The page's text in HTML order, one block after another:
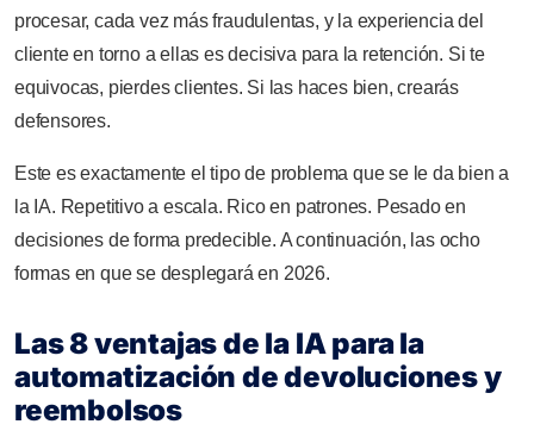
procesar, cada vez más fraudulentas, y la experiencia del
cliente en torno a ellas es decisiva para la retención. Si te
equivocas, pierdes clientes. Si las haces bien, crearás
defensores.
Este es exactamente el tipo de problema que se le da bien a
la IA. Repetitivo a escala. Rico en patrones. Pesado en
decisiones de forma predecible. A continuación, las ocho
formas en que se desplegará en 2026.
Las 8 ventajas de la IA para la
automatización de devoluciones y
reembolsos